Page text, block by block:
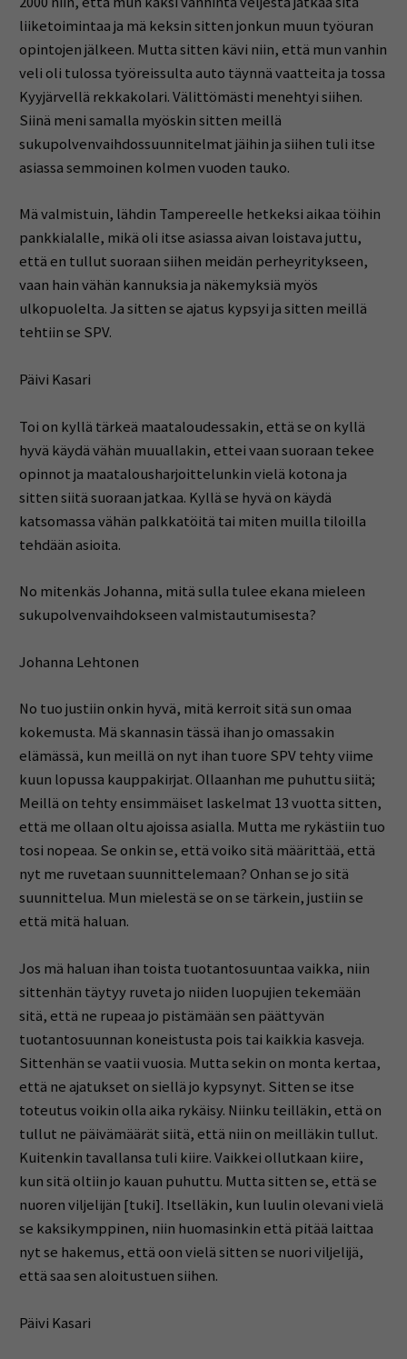
liiketoimintaa ja mä keksin sitten jonkun muun työuran
opintojen jälkeen. Mutta sitten kävi niin, että mun vanhin
veli oli tulossa työreissulta auto täynnä vaatteita ja tossa
Kyyjärvellä rekkakolari. Välittömästi menehtyi siihen.
Siinä meni samalla myöskin sitten meillä
sukupolvenvaihdossuunnitelmat jäihin ja siihen tuli itse
asiassa semmoinen kolmen vuoden tauko.
Mä valmistuin, lähdin Tampereelle hetkeksi aikaa töihin
pankkialalle, mikä oli itse asiassa aivan loistava juttu,
että en tullut suoraan siihen meidän perheyritykseen,
vaan hain vähän kannuksia ja näkemyksiä myös
ulkopuolelta. Ja sitten se ajatus kypsyi ja sitten meillä
tehtiin se SPV.
Päivi Kasari
Toi on kyllä tärkeä maataloudessakin, että se on kyllä
hyvä käydä vähän muuallakin, ettei vaan suoraan tekee
opinnot ja maatalousharjoittelunkin vielä kotona ja
sitten siitä suoraan jatkaa. Kyllä se hyvä on käydä
katsomassa vähän palkkatöitä tai miten muilla tiloilla
tehdään asioita.
No mitenkäs Johanna, mitä sulla tulee ekana mieleen
sukupolvenvaihdokseen valmistautumisesta?
Johanna Lehtonen
No tuo justiin onkin hyvä, mitä kerroit sitä sun omaa
kokemusta. Mä skannasin tässä ihan jo omassakin
elämässä, kun meillä on nyt ihan tuore SPV tehty viime
kuun lopussa kauppakirjat. Ollaanhan me puhuttu siitä;
Meillä on tehty ensimmäiset laskelmat 13 vuotta sitten,
että me ollaan oltu ajoissa asialla. Mutta me rykästiin tuo
tosi nopeaa. Se onkin se, että voiko sitä määrittää, että
nyt me ruvetaan suunnittelemaan? Onhan se jo sitä
suunnittelua. Mun mielestä se on se tärkein, justiin se
että mitä haluan.
Jos mä haluan ihan toista tuotantosuuntaa vaikka, niin
sittenhän täytyy ruveta jo niiden luopujien tekemään
sitä, että ne rupeaa jo pistämään sen päättyvän
tuotantosuunnan koneistusta pois tai kaikkia kasveja.
Sittenhän se vaatii vuosia. Mutta sekin on monta kertaa,
että ne ajatukset on siellä jo kypsynyt. Sitten se itse
toteutus voikin olla aika rykäisy. Niinku teilläkin, että on
tullut ne päivämäärät siitä, että niin on meilläkin tullut.
Kuitenkin tavallansa tuli kiire. Vaikkei ollutkaan kiire,
kun sitä oltiin jo kauan puhuttu. Mutta sitten se, että se
nuoren viljelijän [tuki]. Itselläkin, kun luulin olevani vielä
se kaksikymppinen, niin huomasinkin että pitää laittaa
nyt se hakemus, että oon vielä sitten se nuori viljelijä,
että saa sen aloitustuen siihen.
Päivi Kasari